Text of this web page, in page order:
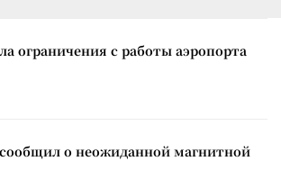
ограничения с работы аэропорта
о неожиданной магнитной